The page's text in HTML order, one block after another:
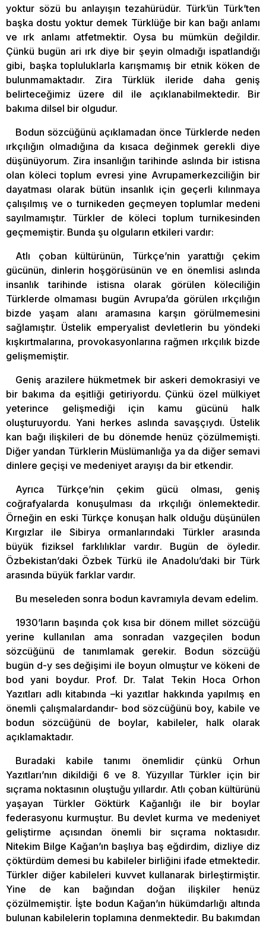
yoktur sözü bu anlayışın tezahürüdür. Türk’ün Türk’ten
başka dostu yoktur demek Türklüğe bir kan bağı anlamı
ve ırk anlamı atfetmektir. Oysa bu mümkün değildir.
Çünkü bugün ari ırk diye bir şeyin olmadığı ispatlandığı
gibi, başka topluluklarla karışmamış bir etnik köken de
bulunmamaktadır. Zira Türklük ileride daha geniş
belirteceğimiz üzere dil ile açıklanabilmektedir. Bir
bakıma dilsel bir olgudur.
Bodun sözcüğünü açıklamadan önce Türklerde neden
ırkçılığın olmadığına da kısaca değinmek gerekli diye
düşünüyorum. Zira insanlığın tarihinde aslında bir istisna
olan köleci toplum evresi yine Avrupamerkezciliğin bir
dayatması olarak bütün insanlık için geçerli kılınmaya
çalışılmış ve o turnikeden geçmeyen toplumlar medeni
sayılmamıştır. Türkler de köleci toplum turnikesinden
geçmemiştir. Bunda şu olguların etkileri vardır:
Atlı çoban kültürünün, Türkçe’nin yarattığı çekim
gücünün, dinlerin hoşgörüsünün ve en önemlisi aslında
insanlık tarihinde istisna olarak görülen köleciliğin
Türklerde olmaması bugün Avrupa’da görülen ırkçılığın
bizde yaşam alanı aramasına karşın görülmemesini
sağlamıştır. Üstelik emperyalist devletlerin bu yöndeki
kışkırtmalarına, provokasyonlarına rağmen ırkçılık bizde
gelişmemiştir.
Geniş arazilere hükmetmek bir askeri demokrasiyi ve
bir bakıma da eşitliği getiriyordu. Çünkü özel mülkiyet
yeterince gelişmediği için kamu gücünü halk
oluşturuyordu. Yani herkes aslında savaşçıydı. Üstelik
kan bağı ilişkileri de bu dönemde henüz çözülmemişti.
Diğer yandan Türklerin Müslümanlığa ya da diğer semavi
dinlere geçişi ve medeniyet arayışı da bir etkendir.
Ayrıca Türkçe’nin çekim gücü olması, geniş
coğrafyalarda konuşulması da ırkçılığı önlemektedir.
Örneğin en eski Türkçe konuşan halk olduğu düşünülen
Kırgızlar ile Sibirya ormanlarındaki Türkler arasında
büyük fiziksel farklılıklar vardır. Bugün de öyledir.
Özbekistan’daki Özbek Türkü ile Anadolu’daki bir Türk
arasında büyük farklar vardır.
Bu meseleden sonra bodun kavramıyla devam edelim.
1930’ların başında çok kısa bir dönem millet sözcüğü
yerine kullanılan ama sonradan vazgeçilen bodun
sözcüğünü de tanımlamak gerekir. Bodun sözcüğü
bugün d-y ses değişimi ile boyun olmuştur ve kökeni de
bod yani boydur. Prof. Dr. Talat Tekin Hoca Orhon
Yazıtları adlı kitabında –ki yazıtlar hakkında yapılmış en
önemli çalışmalardandır- bod sözcüğünü boy, kabile ve
bodun sözcüğünü de boylar, kabileler, halk olarak
açıklamaktadır.
Buradaki kabile tanımı önemlidir çünkü Orhun
Yazıtları’nın dikildiği 6 ve 8. Yüzyıllar Türkler için bir
sıçrama noktasının oluştuğu yıllardır. Atlı çoban kültürünü
yaşayan Türkler Göktürk Kağanlığı ile bir boylar
federasyonu kurmuştur. Bu devlet kurma ve medeniyet
geliştirme açısından önemli bir sıçrama noktasıdır.
Nitekim Bilge Kağan’ın başlıya baş eğdirdim, dizliye diz
çöktürdüm demesi bu kabileler birliğini ifade etmektedir.
Türkler diğer kabileleri kuvvet kullanarak birleştirmiştir.
Yine de kan bağından doğan ilişkiler henüz
çözülmemiştir. İşte bodun Kağan’ın hükümdarlığı altında
bulunan kabilelerin toplamına denmektedir. Bu bakımdan